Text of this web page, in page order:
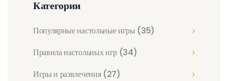
Категории
Популярные настольные игры (35)
Правила настольных игр (34)
Игры и развлечения (27)